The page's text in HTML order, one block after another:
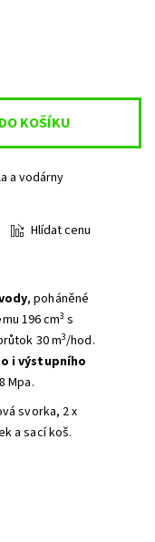
a vodárny
Hlídat cenu
, poháněné
196 cm3 s
30 m3/hod.
i výstupního
Mpa.
svorka, 2 x
a sací koš.